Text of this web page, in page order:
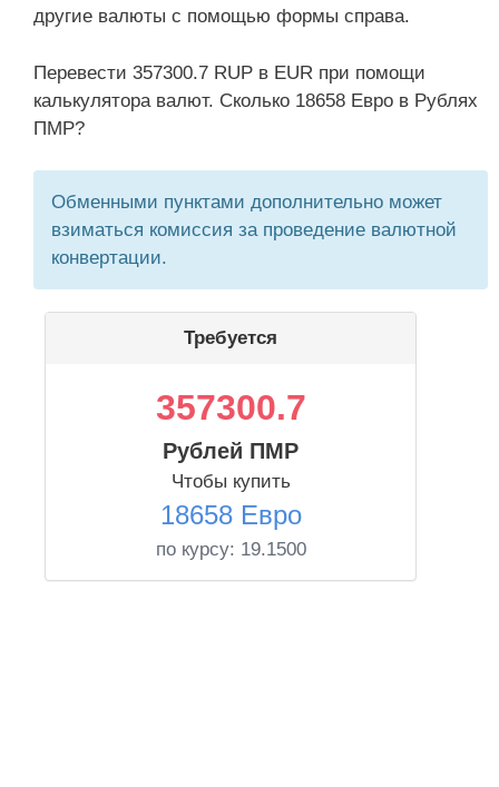
другие валюты с помощью формы справа.
Перевести 357300.7 RUP в EUR при помощи
калькулятора валют. Сколько 18658 Евро в Рублях
ПМР?
Обменными пунктами дополнительно может
взиматься комиссия за проведение валютной
конвертации.
Требуется
357300.7
Рублей ПМР
Чтобы купить
18658 Евро
по курсу: 19.1500